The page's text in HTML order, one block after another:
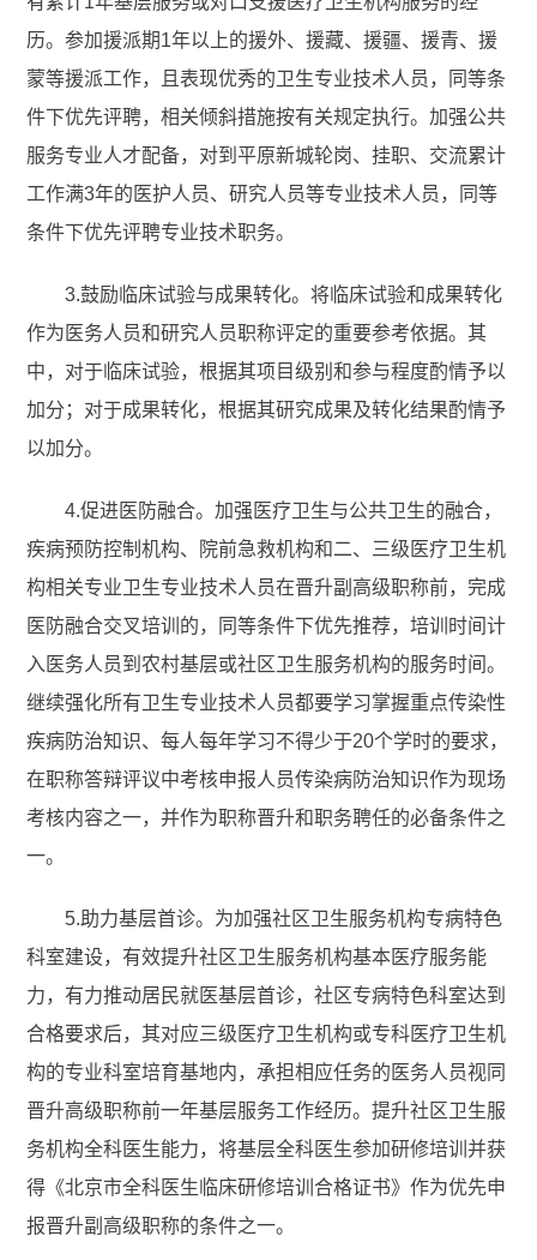
历。参加援派期1年以上的援外、援藏、援疆、援青、援
蒙等援派工作，且表现优秀的卫生专业技术人员，同等条
件下优先评聘，相关倾斜措施按有关规定执行。加强公共
服务专业人才配备，对到平原新城轮岗、挂职、交流累计
工作满3年的医护人员、研究人员等专业技术人员，同等
条件下优先评聘专业技术职务。
3.鼓励临床试验与成果转化。将临床试验和成果转化
作为医务人员和研究人员职称评定的重要参考依据。其
中，对于临床试验，根据其项目级别和参与程度酌情予以
加分；对于成果转化，根据其研究成果及转化结果酌情予
以加分。
4.促进医防融合。加强医疗卫生与公共卫生的融合，
疾病预防控制机构、院前急救机构和二、三级医疗卫生机
构相关专业卫生专业技术人员在晋升副高级职称前，完成
医防融合交叉培训的，同等条件下优先推荐，培训时间计
入医务人员到农村基层或社区卫生服务机构的服务时间。
继续强化所有卫生专业技术人员都要学习掌握重点传染性
疾病防治知识、每人每年学习不得少于20个学时的要求，
在职称答辩评议中考核申报人员传染病防治知识作为现场
考核内容之一，并作为职称晋升和职务聘任的必备条件之
一。
5.助力基层首诊。为加强社区卫生服务机构专病特色
科室建设，有效提升社区卫生服务机构基本医疗服务能
力，有力推动居民就医基层首诊，社区专病特色科室达到
合格要求后，其对应三级医疗卫生机构或专科医疗卫生机
构的专业科室培育基地内，承担相应任务的医务人员视同
晋升高级职称前一年基层服务工作经历。提升社区卫生服
务机构全科医生能力，将基层全科医生参加研修培训并获
得《北京市全科医生临床研修培训合格证书》作为优先申
报晋升副高级职称的条件之一。